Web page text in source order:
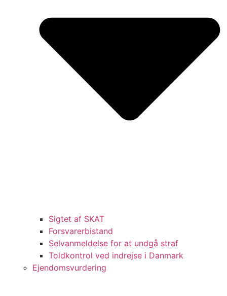
Sigtet af SKAT
Forsvarerbistand
Selvanmeldelse for at undgå straf
Toldkontrol ved indrejse i Danmark
Ejendomsvurdering